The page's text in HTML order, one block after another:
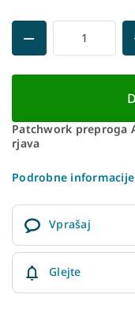
Patchwork preproga
rjava
Podrobne informacije
Vprašaj
Glejte